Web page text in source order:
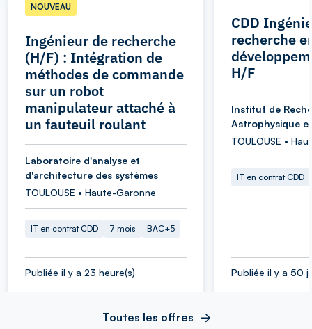
Ingénieur de recherche
(H/F) : Intégration de
méthodes de commande
sur un robot
manipulateur attaché à
un fauteuil roulant
NOUVEAU
Laboratoire d'analyse et
d'architecture des systèmes
TOULOUSE • Haute-Garonne
IT en contrat CDD 7 mois BAC+5
Publiée il y a 23 heure(s)
CDD
recherche
H/F
Institut de
Astrophysique
TOULOUSE •
IT en contrat CDD
Publiée il y a 50
Toutes les offres